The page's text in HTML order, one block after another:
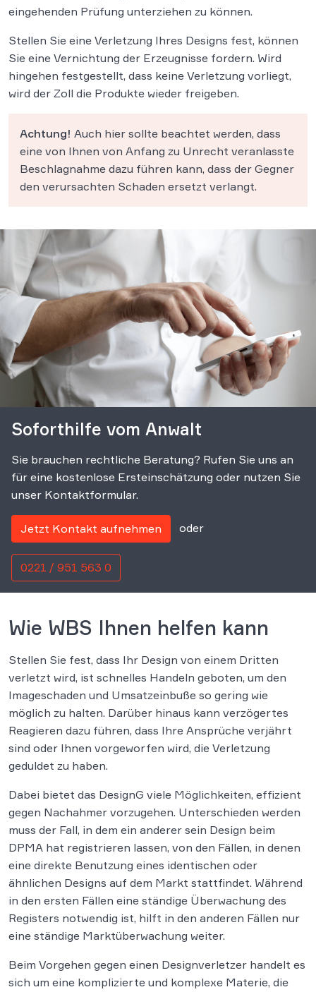
eingehenden Prüfung unterziehen zu können.
Stellen Sie eine Verletzung Ihres Designs fest, können
Sie eine Vernichtung der Erzeugnisse fordern. Wird
hingehen festgestellt, dass keine Verletzung vorliegt,
wird der Zoll die Produkte wieder freigeben.
Achtung! Auch hier sollte beachtet werden, dass
eine von Ihnen von Anfang zu Unrecht veranlasste
Beschlagnahme dazu führen kann, dass der Gegner
den verursachten Schaden ersetzt verlangt.
Soforthilfe vom Anwalt
Sie brauchen rechtliche Beratung? Rufen Sie uns an
für eine kostenlose Ersteinschätzung oder nutzen Sie
unser Kontaktformular.
Jetzt Kontakt aufnehmen oder
0221 / 951 563 0
Wie WBS Ihnen helfen kann
Stellen Sie fest, dass Ihr Design von einem Dritten
verletzt wird, ist schnelles Handeln geboten, um den
Imageschaden und Umsatzeinbuße so gering wie
möglich zu halten. Darüber hinaus kann verzögertes
Reagieren dazu führen, dass Ihre Ansprüche verjährt
sind oder Ihnen vorgeworfen wird, die Verletzung
geduldet zu haben.
Dabei bietet das DesignG viele Möglichkeiten, effizient
gegen Nachahmer vorzugehen. Unterschieden werden
muss der Fall, in dem ein anderer sein Design beim
DPMA hat registrieren lassen, von den Fällen, in denen
eine direkte Benutzung eines identischen oder
ähnlichen Designs auf dem Markt stattfindet. Während
in den ersten Fällen eine ständige Überwachung des
Registers notwendig ist, hilft in den anderen Fällen nur
eine ständige Marktüberwachung weiter.
Beim Vorgehen gegen einen Designverletzer handelt es
sich um eine komplizierte und komplexe Materie, die